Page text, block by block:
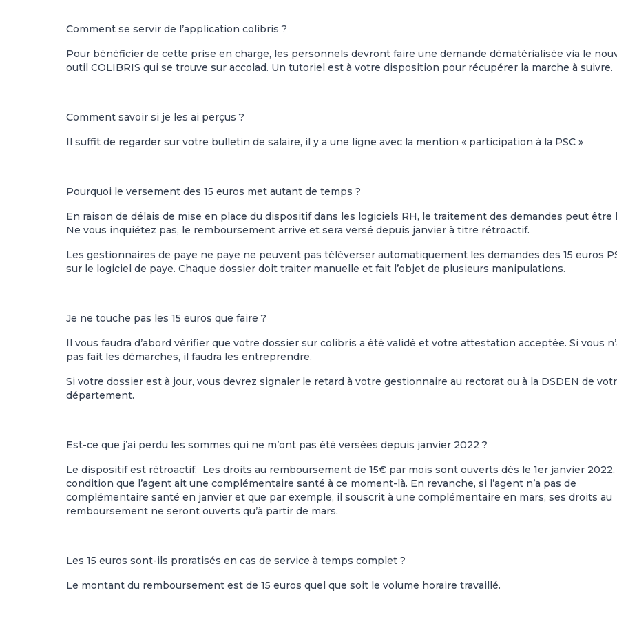
Comment se servir de l’application colibris ?
Pour bénéficier de cette prise en charge, les personnels devront faire une demande dématérialisée via le
outil COLIBRIS qui se trouve sur accolad. Un tutoriel est à votre disposition pour récupérer la marche à suivre.
Comment savoir si je les ai perçus ?
Il suffit de regarder sur votre bulletin de salaire, il y a une ligne avec la mention « participation à la PSC »
Pourquoi le versement des 15 euros met autant de temps ?
En raison de délais de mise en place du dispositif dans les logiciels RH, le traitement des demandes peut être
Ne vous inquiétez pas, le remboursement arrive et sera versé depuis janvier à titre rétroactif.
Les gestionnaires de paye ne paye ne peuvent pas téléverser automatiquement les demandes des 15 euros
sur le logiciel de paye. Chaque dossier doit traiter manuelle et fait l’objet de plusieurs manipulations.
Je ne touche pas les 15 euros que faire ?
Il vous faudra d’abord vérifier que votre dossier sur colibris a été validé et votre attestation acceptée. Si vous
pas fait les démarches, il faudra les entreprendre.
Si votre dossier est à jour, vous devrez signaler le retard à votre gestionnaire au rectorat ou à la DSDEN de
département.
Est-ce que j’ai perdu les sommes qui ne m’ont pas été versées depuis janvier 2022 ?
Le dispositif est rétroactif. Les droits au remboursement de 15€ par mois sont ouverts dès le 1er janvier 2022,
condition que l’agent ait une complémentaire santé à ce moment-là. En revanche, si l’agent n’a pas de
complémentaire santé en janvier et que par exemple, il souscrit à une complémentaire en mars, ses droits au
remboursement ne seront ouverts qu’à partir de mars.
Les 15 euros sont-ils proratisés en cas de service à temps complet ?
Le montant du remboursement est de 15 euros quel que soit le volume horaire travaillé.